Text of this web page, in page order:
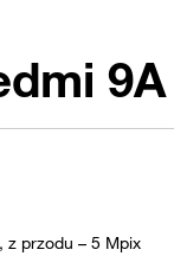
9A
z przodu – 5 Mpix